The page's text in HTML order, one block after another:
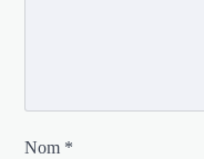
Nom *